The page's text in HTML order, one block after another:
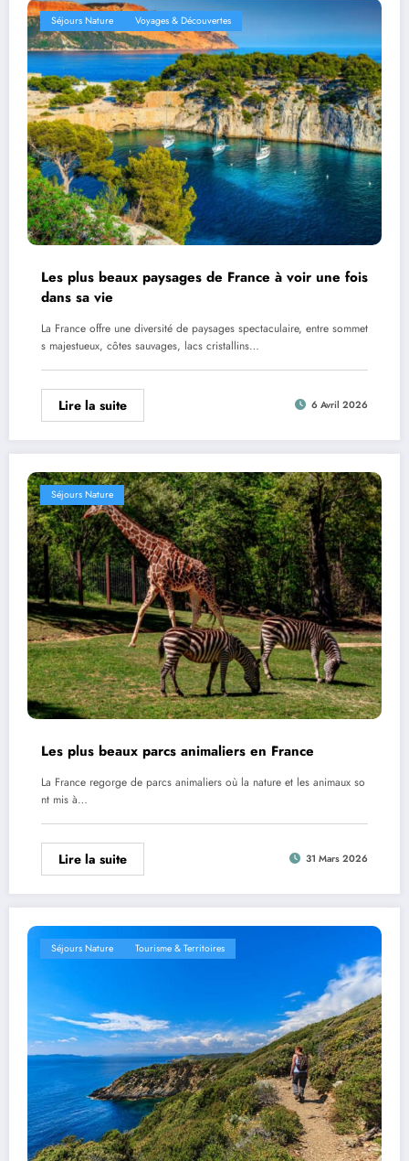
Séjours Nature Voyages & Découvertes
Les plus beaux paysages de France à voir une fois
dans sa vie
La France offre une diversité de paysages spectaculaire, entre sommet
s majestueux, côtes sauvages, lacs cristallins…
Lire la suite 6 Avril 2026
Séjours Nature
Les plus beaux parcs animaliers en France
La France regorge de parcs animaliers où la nature et les animaux so
nt mis à…
Lire la suite 31 Mars 2026
Séjours Nature Tourisme & Territoires